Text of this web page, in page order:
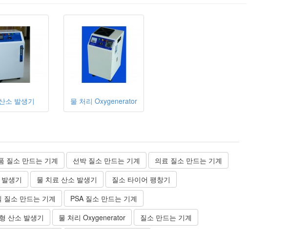
소 발생기 물 처리 Oxygenerator
질소 만드는 기계 선박 질소 만드는 기계
의료 질소 만드는 기계
생기 물 치료 산소 발생기
질소 타이어 팽창기
질소 만드는 기계
PSA 질소 만드는 기계
산소 발생기 물 처리 Oxygenerator 질소 만드는 기계